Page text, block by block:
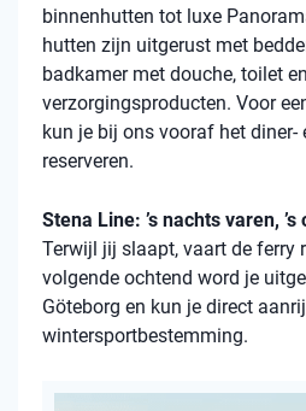
binnenhutten tot luxe
hutten zijn uitgerust met
badkamer met douche, toilet en
verzorgingsproducten. Voor
kun je bij ons vooraf het
reserveren.
Stena Line: ’s nachts varen,
Terwijl jij slaapt, vaart de ferry
volgende ochtend word je
Göteborg en kun je direct
wintersportbestemming.